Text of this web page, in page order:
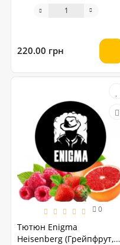
220.00 грн
0
Тютюн Enigma
Heisenberg (Грейпфрут,